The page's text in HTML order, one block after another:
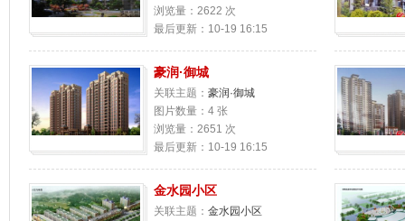
浏览量：2622 次
最后更新：10-19 16:15
豪润·御城
关联主题： 豪润·御城
图片数量：4 张
浏览量：2651 次
最后更新：10-19 16:15
金水园小区
关联主题： 金水园小区